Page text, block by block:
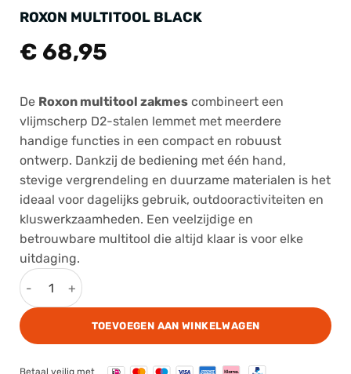
ROXON MULTITOOL BLACK
€ 68,95
De Roxon multitool zakmes combineert een
vlijmscherp D2-stalen lemmet met meerdere
handige functies in een compact en robuust
ontwerp. Dankzij de bediening met één hand,
stevige vergrendeling en duurzame materialen is het
ideaal voor dagelijks gebruik, outdooractiviteiten en
kluswerkzaamheden. Een veelzijdige en
betrouwbare multitool die altijd klaar is voor elke
uitdaging.
Roxon Multitool Black aantal
TOEVOEGEN AAN WINKELWAGEN
Betaal veilig met